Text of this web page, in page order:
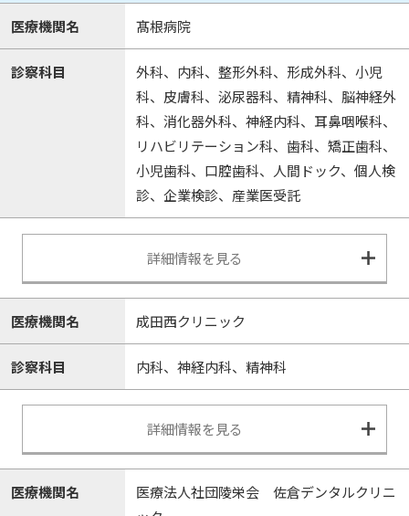
医療機関名 髙根病院
診察科目
外科、内科、整形外科、形成外科、小児
科、皮膚科、泌尿器科、精神科、脳神経外
科、消化器外科、神経内科、耳鼻咽喉科、
リハビリテーション科、歯科、矯正歯科、
小児歯科、口腔歯科、人間ドック、個人検
診、企業検診、産業医受託
詳細情報を見る
医療機関名 成田西クリニック
診察科目 内科、神経内科、精神科
詳細情報を見る
医療機関名
医療法人社団陵栄会 佐倉デンタルクリニ